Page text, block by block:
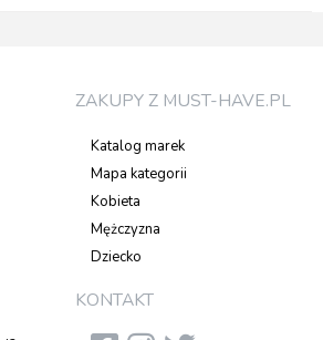
ZAKUPY Z MUST-HAVE.PL
Katalog marek
Mapa kategorii
Kobieta
Mężczyzna
Dziecko
KONTAKT